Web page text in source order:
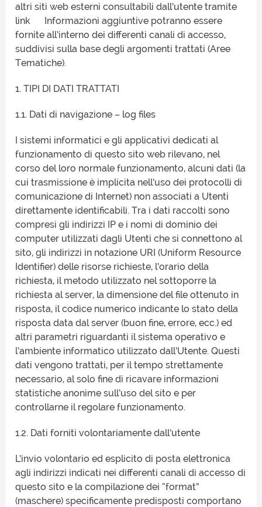
altri siti web esterni consultabili dall’utente tramite
link Informazioni aggiuntive potranno essere
fornite all’interno dei differenti canali di accesso,
suddivisi sulla base degli argomenti trattati (Aree
Tematiche).
1. TIPI DI DATI TRATTATI
1.1. Dati di navigazione – log files
I sistemi informatici e gli applicativi dedicati al
funzionamento di questo sito web rilevano, nel
corso del loro normale funzionamento, alcuni dati (la
cui trasmissione è implicita nell’uso dei protocolli di
comunicazione di Internet) non associati a Utenti
direttamente identificabili. Tra i dati raccolti sono
compresi gli indirizzi IP e i nomi di dominio dei
computer utilizzati dagli Utenti che si connettono al
sito, gli indirizzi in notazione URI (Uniform Resource
Identifier) delle risorse richieste, l’orario della
richiesta, il metodo utilizzato nel sottoporre la
richiesta al server, la dimensione del file ottenuto in
risposta, il codice numerico indicante lo stato della
risposta data dal server (buon fine, errore, ecc.) ed
altri parametri riguardanti il sistema operativo e
l’ambiente informatico utilizzato dall’Utente. Questi
dati vengono trattati, per il tempo strettamente
necessario, al solo fine di ricavare informazioni
statistiche anonime sull’uso del sito e per
controllarne il regolare funzionamento.
1.2. Dati forniti volontariamente dall’utente
L’invio volontario ed esplicito di posta elettronica
agli indirizzi indicati nei differenti canali di accesso di
questo sito e la compilazione dei “format”
(maschere) specificamente predisposti comportano